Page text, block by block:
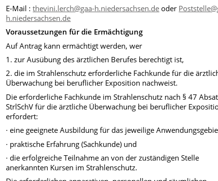
E-Mail :thevini.lerch@gaa-h.niedersachsen.de oder
h.niedersachsen.de
Voraussetzungen für die Ermächtigung
Auf Antrag kann ermächtigt werden, wer
1. zur Ausübung des ärztlichen Berufes berechtigt ist,
2. die im Strahlenschutz erforderliche Fachkunde für die
Überwachung bei beruflicher Exposition nachweist.
Die erforderliche Fachkunde im Strahlenschutz nach § 47
StrlSchV für die ärztliche Überwachung bei beruflicher
erfordert:
· eine geeignete Ausbildung für das jeweilige
· praktische Erfahrung (Sachkunde) und
· die erfolgreiche Teilnahme an von der zuständigen Stelle
anerkannten Kursen im Strahlenschutz.